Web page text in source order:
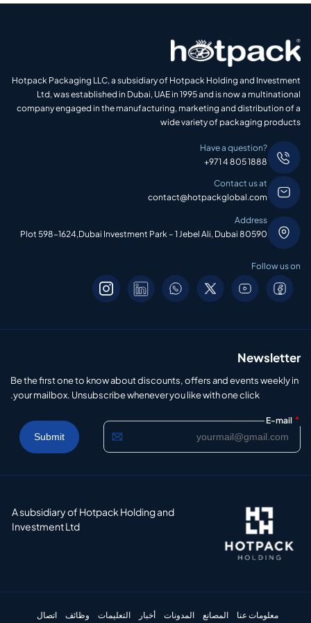
Hotpack Packaging LLC, a subsidiary of Hotpack Holding and Investment
Ltd, was established in Dubai, UAE in 1995 and is now a multinational
company engaged in the manufacturing, marketing and distribution of a
wide variety of packaging products
Have a question?
+971 4 805 1888
Contact us at
contact@hotpackglobal.com
Address
Plot 598-1624,Dubai Investment Park – 1 Jebel Ali, Dubai 80590
Follow us on
Newsletter
Be the first one to know about discounts, offers and events weekly in
your mailbox. Unsubscribe whenever you like with one click.
E-mail *
A subsidiary of Hotpack Holding and
Investment Ltd
معلومات عنا المصانع المدونات أخبار التعليمات وظائف اتصال